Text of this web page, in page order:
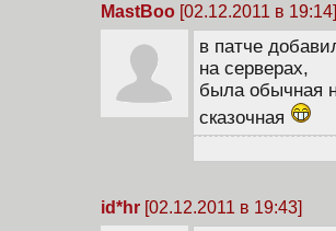
MastBoo [02.12.2011 в 19:14]
в патче
на серверах,
была обычная
сказочная
id*hr [02.12.2011 в 19:43]